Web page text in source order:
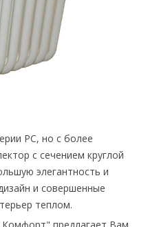
PC, но с более
с сечением круглой
элегантность и
и совершенные
теплом.